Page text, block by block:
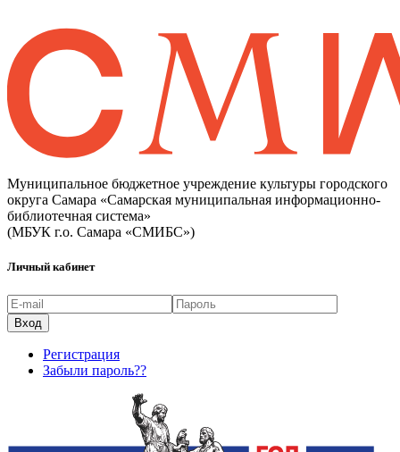
Муниципальное бюджетное учреждение культуры городского
округа Самара «Самарская муниципальная информационно-
библиотечная система»
(МБУК г.о. Самара «СМИБС»)
Личный кабинет
Регистрация
Забыли пароль??